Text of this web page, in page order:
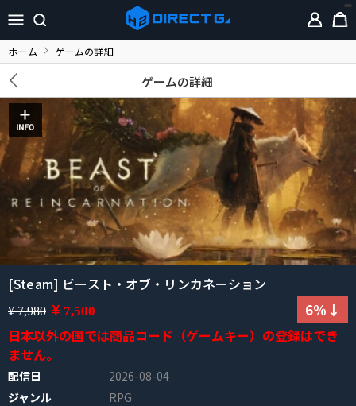
ホーム ゲームの詳細
ゲームの詳細
[Steam] ビースト・オブ・リンカネーション
¥ 7,980 ¥ 7,500 6%↓
日本以外の国では商品コード（ゲームキー）の登録はでき
ません。
配信日
2026-08-04
ジャンル
RPG